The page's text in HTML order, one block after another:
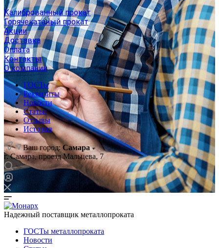
Калиброванный прокат
Горячекатаный прокат
Акции
Доставка
Оплата
Контакты
О компании
ГОСТы
Реквизиты
Новости
Статьи
Отзывы
История
Ваш город: Самара
г. Самара, проезд Мальцева, 7
Надежный поставщик металлопроката
ГОСТы металлопроката
Новости